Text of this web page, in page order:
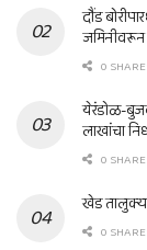
दौंड
जमिनीवरून
0
येरंडोळ-
लाखांचा
0
खेड
0